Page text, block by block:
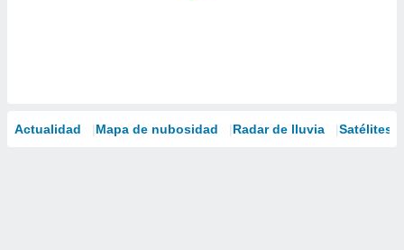
Actualidad Mapa de nubosidad Radar de lluvia Satélites